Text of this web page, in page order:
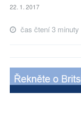
AUTOŘI
SOCIÁLNÍ SÍTĚ
22. 1. 2017
čas čtení 3 minuty